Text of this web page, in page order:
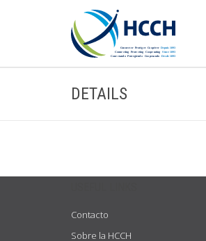
DETAILS
Contacto
Sobre la HCCH